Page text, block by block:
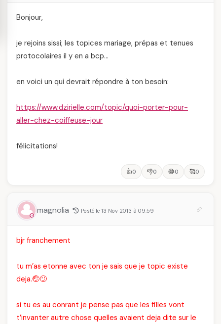
Bonjour,
je rejoins sissi; les topices mariage, prépas et tenues
protocolaires il y en a bcp…
en voici un qui devrait répondre à ton besoin:
https://www.dzirielle.com/topic/quoi-porter-pour-
aller-chez-coiffeuse-jour
félicitations!
👍0 👎0 😂0 🥰0
magnolia Posté le 13 Nov 2013 à 09:59
bjr franchement
tu m’as etonne avec ton je sais que je topic existe
deja.🤕😕
si tu es au conrant je pense pas que les filles vont
t’invanter autre chose quelles avaient deja dite sur le